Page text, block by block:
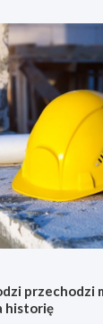
przechodzi
historię